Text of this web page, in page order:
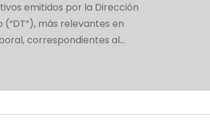
emitidos por la Dirección
(“DT”), más relevantes en
correspondientes al…